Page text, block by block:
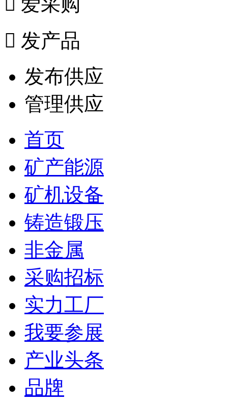
 发产品
发布供应
管理供应
首页
矿产能源
矿机设备
铸造锻压
非金属
采购招标
实力工厂
我要参展
产业头条
品牌